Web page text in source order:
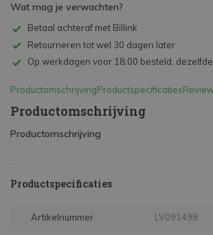
Wat mag je verwachten?
Betaal achteraf met Billink
Retourneren tot wel 30 dagen later
Op werkdagen voor 18:00 besteld,
ProductomschrijvingProductspecificaties
Productomschrijving
Productomschrijving
Productspecificaties
Artikelnummer LV091498